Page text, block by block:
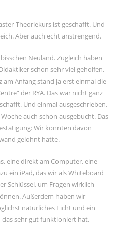
Theoriekurs ist geschafft. Und
Aber auch echt anstrengend.
Neuland. Zugleich haben
schon sehr viel geholfen,
am Anfang stand ja erst einmal die
der RYA. Das war nicht ganz
Und einmal ausgeschrieben,
auch schon ausgebucht. Das
Wir konnten davon
gelohnt hatte.
eine direkt am Computer, eine
ein iPad, das wir als Whiteboard
Schlüssel, um Fragen wirklich
Außerdem haben wir
natürliches Licht und ein
das sehr gut funktioniert hat.